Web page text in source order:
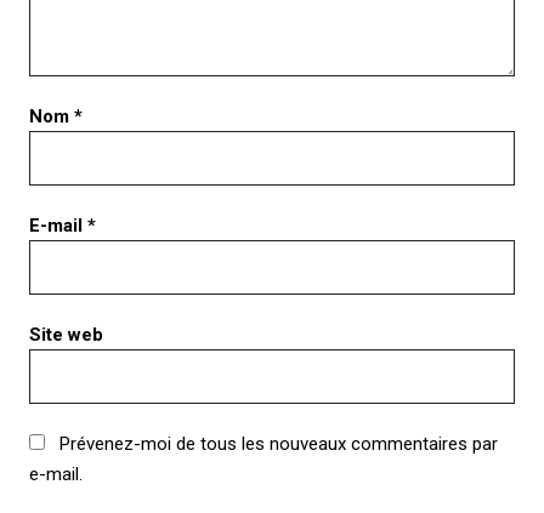
Nom *
E-mail *
Site web
Prévenez-moi de tous les nouveaux commentaires par
e-mail.